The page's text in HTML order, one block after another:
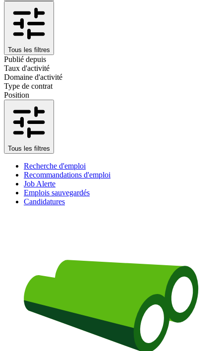
Tous les filtres
Publié depuis
Taux d'activité
Domaine d'activité
Type de contrat
Position
Tous les filtres
Recherche d'emploi
Recommandations d'emploi
Job Alerte
Emplois sauvegardés
Candidatures